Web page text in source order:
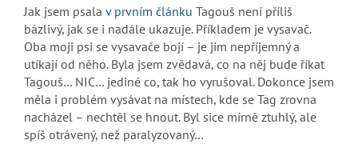
Jak jsem psala v prvním článku Tagouš není příliš
bázlivý, jak se i nadále ukazuje. Příkladem je vysavač.
Oba moji psi se vysavače bojí – je jim nepříjemný a
utíkají od něho. Byla jsem zvědavá, co na něj bude říkat
Tagouš… NIC… jediné co, tak ho vyrušoval. Dokonce jsem
měla i problém vysávat na místech, kde se Tag zrovna
nacházel – nechtěl se hnout. Byl sice mírně ztuhlý, ale
spíš otrávený, než paralyzovaný…